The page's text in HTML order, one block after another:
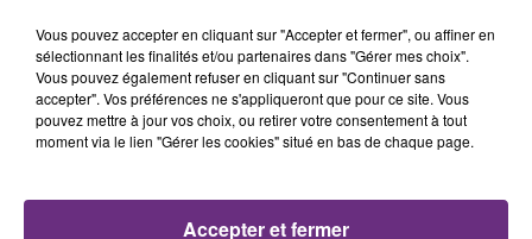
LA CENTRALE NUCLÉAIRE DE CHOOZ
TOUJOURS À L'ARRÊT
Cela fait déjà une semaine que la centrale
TITRES DIFFUSÉS
Vous pouvez accepter en cliquant sur "Accepter et fermer", ou affiner en
sélectionnant les finalités et/ou partenaires dans "Gérer mes choix".
Vous pouvez également refuser en cliquant sur "Continuer sans
accepter". Vos préférences ne s'appliqueront que pour ce site. Vous
pouvez mettre à jour vos choix, ou retirer votre consentement à tout
moment via le lien "Gérer les cookies" situé en bas de chaque page.
Accepter et fermer